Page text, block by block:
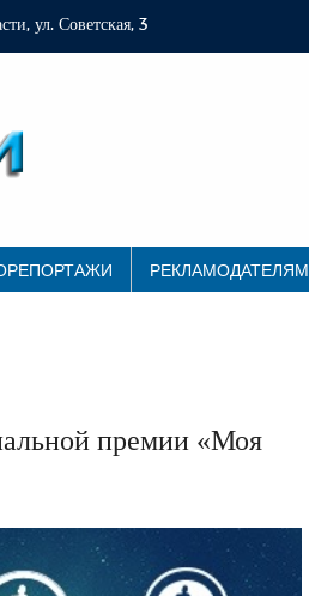
ул. Советская, 3
РЕКЛАМОДАТЕЛЯМ
премии «Моя